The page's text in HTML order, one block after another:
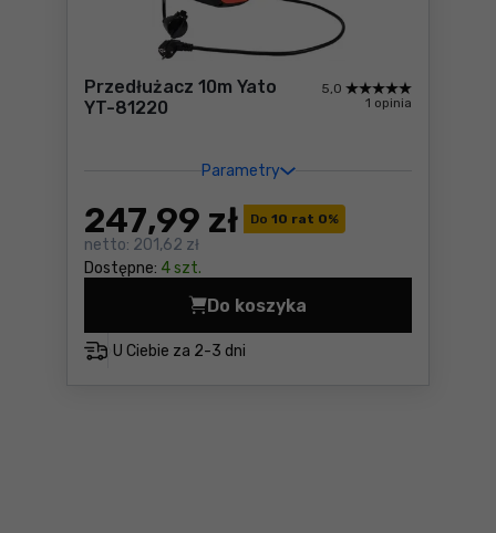
Przedłużacz 10m Yato
YT-81220
Parametry
5,0
1 opinia
Do 10 rat 0%
247,99 zł
netto: 201,62 zł
Dostępne: 4 szt.
U Ciebie za 2-3 dni
Do koszyka
Przedłużacz 10m Yato YT-